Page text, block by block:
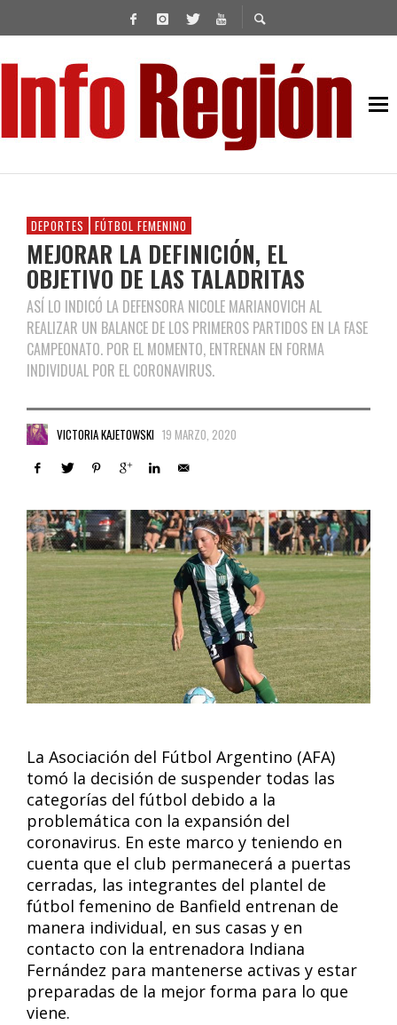
DEPORTES FÚTBOL FEMENINO
MEJORAR LA DEFINICIÓN, EL
OBJETIVO DE LAS TALADRITAS
ASÍ LO INDICÓ LA DEFENSORA NICOLE MARIANOVICH AL
REALIZAR UN BALANCE DE LOS PRIMEROS PARTIDOS EN LA FASE
CAMPEONATO. POR EL MOMENTO, ENTRENAN EN FORMA
INDIVIDUAL POR EL CORONAVIRUS.
VICTORIA KAJETOWSKI 19 MARZO, 2020
La Asociación del Fútbol Argentino (AFA)
tomó la decisión de suspender todas las
categorías del fútbol debido a la
problemática con la expansión del
coronavirus. En este marco y teniendo en
cuenta que el club permanecerá a puertas
cerradas, las integrantes del plantel de
fútbol femenino de Banfield entrenan de
manera individual, en sus casas y en
contacto con la entrenadora Indiana
Fernández para mantenerse activas y estar
preparadas de la mejor forma para lo que
viene.